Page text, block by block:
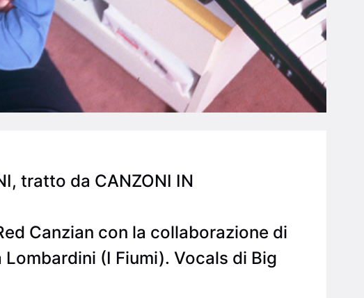
tratto da CANZONI IN
Canzian con la collaborazione di
(I Fiumi). Vocals di Big